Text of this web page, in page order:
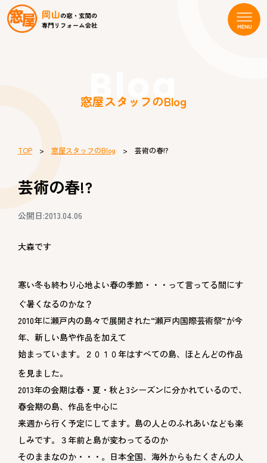
Blog
窓屋スタッフのBlog
TOP > 窓屋スタッフのBlog > 芸術の春!?
芸術の春!?
公開日:2013.04.06
大森です
寒い冬も終わり心地よい春の季節・・・って言ってる間にす
ぐ暑くなるのかな？
2010年に瀬戸内の島々で展開された“瀬戸内国際芸術祭”が今
年、新しい島や作品を加えて
始まっています。２０１０年はすべての島、ほとんどの作品
を見ました。
2013年の会期は春・夏・秋と3シーズンに分かれているので、
春会期の島、作品を中心に
来週から行く予定にしてます。島の人とのふれあいなども楽
しみです。３年前と島が変わってるのか
そのままなのか・・・。日本全国、海外からもたくさんの人